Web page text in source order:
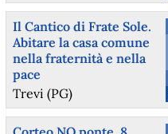
Il Cantico di Frate Sole.
Abitare la casa comune
nella fraternità e nella
pace
Trevi (PG)